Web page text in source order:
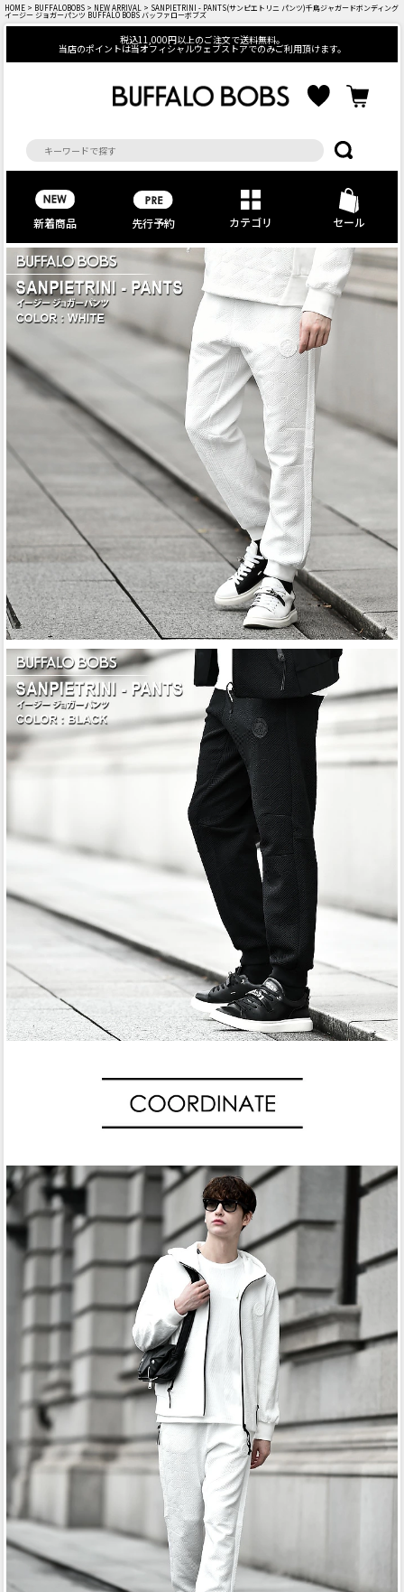
HOME > BUFFALOBOBS > NEW ARRIVAL > SANPIETRINI - PANTS(サンピエトリニ パンツ)千鳥ジャガードボンディング
イージー ジョガーパンツ BUFFALO BOBS バッファローボブズ
税込11,000円以上のご注文で送料無料。
当店のポイントは当オフィシャルウェブストアでのみご利用頂けます。
新着商品 先行予約 カテゴリ セール